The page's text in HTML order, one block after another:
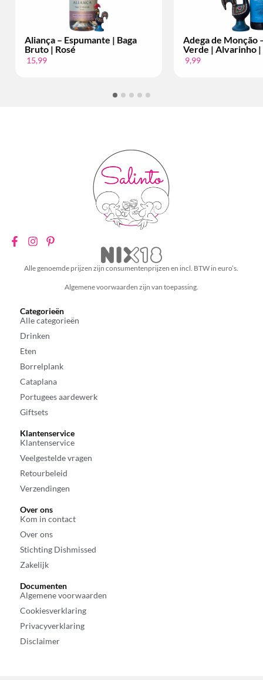
– Espumante | Baga
| Rosé
Adega de Monção – Vinho
Verde | Alvarinho | Per
Alle genoemde prijzen zijn consumentenprijzen en incl. BTW in euro’s.
Algemene voorwaarden zijn van toepassing.
Categorieën
Alle categorieën
Drinken
Eten
Borrelplank
Cataplana
Portugees aardewerk
Giftsets
Klantenservice
Klantenservice
Veelgestelde vragen
Retourbeleid
Verzendingen
Over ons
Kom in contact
Over ons
Stichting Dishmissed
Zakelijk
Documenten
Algemene voorwaarden
Cookiesverklaring
Privacyverklaring
Disclaimer